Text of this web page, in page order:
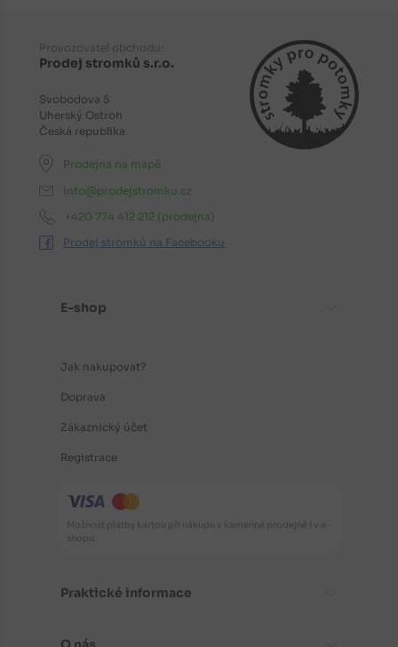
Provozovatel obchodu:
Prodej stromků s.r.o.
Svobodova 5
Uherský Ostroh
Česká republika
Prodejna na mapě
info@prodejstromku.cz
+420 774 412 212 (prodejna)
Prodej stromků na Facebooku
E-shop
Jak nakupovat?
Doprava
Zákaznický účet
Registrace
Možnost platby kartou při nákupu v kamenné prodejně i v e-
shopu.
Praktické informace